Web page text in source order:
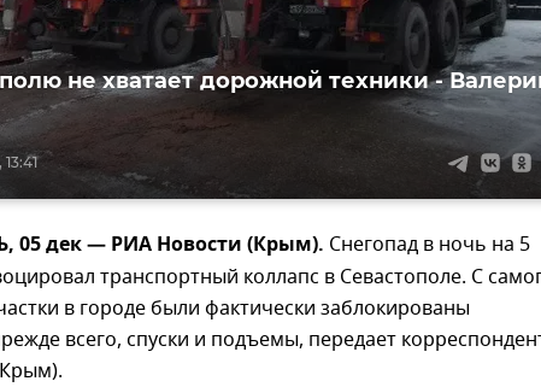
не хватает дорожной техники -
05 дек — РИА Новости (Крым). Снегопад в ночь на 5
транспортный коллапс в Севастополе. С
в городе были фактически заблокированы
всего, спуски и подъемы, передает